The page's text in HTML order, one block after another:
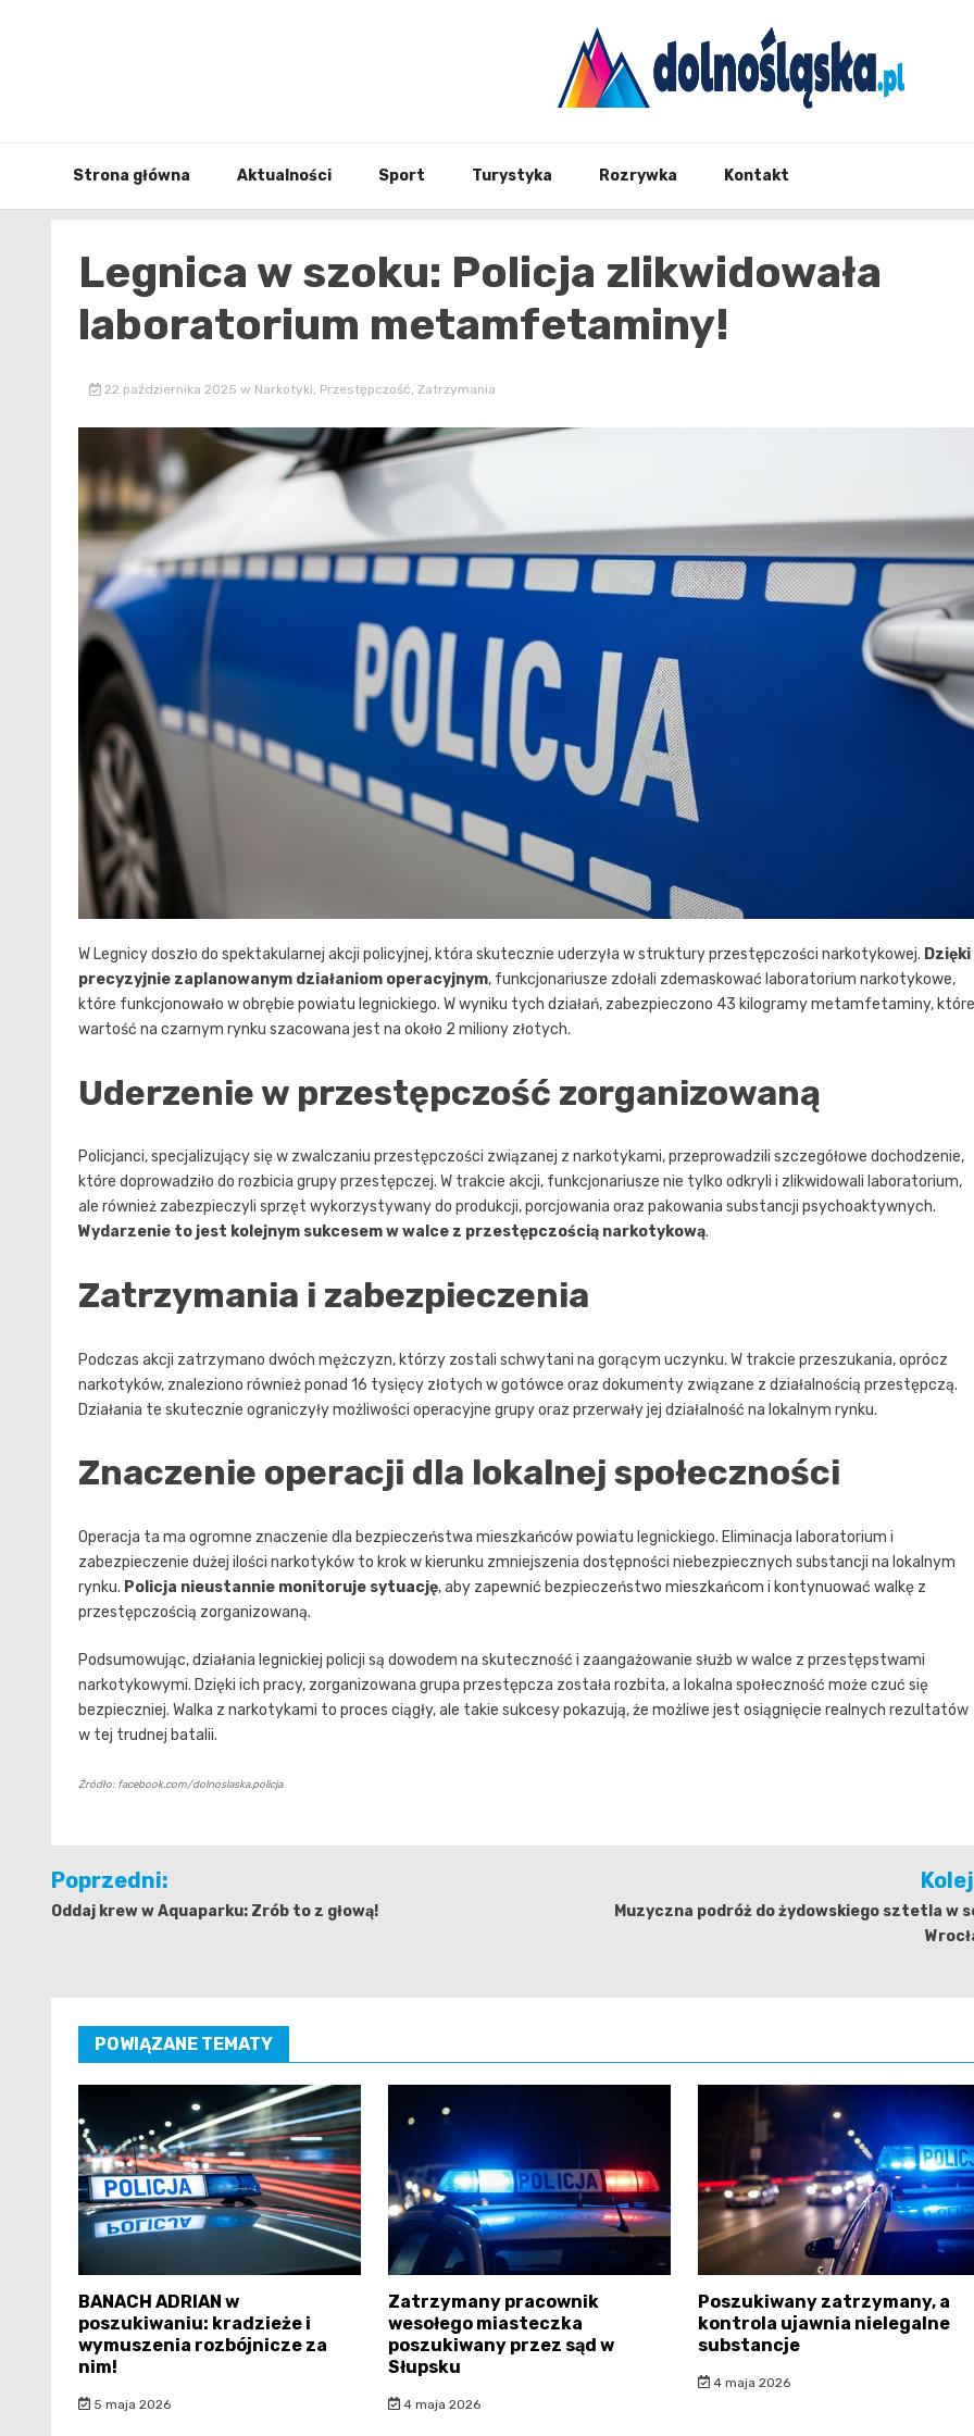
Strona główna Aktualności Sport Turystyka Rozrywka Kontakt
Legnica w szoku: Policja zlikwidowała
laboratorium metamfetaminy!
22 października 2025 w Narkotyki, Przestępczość, Zatrzymania
W Legnicy doszło do spektakularnej akcji policyjnej, która skutecznie uderzyła w struktury przestępczości narkotykowej. Dzięki
precyzyjnie zaplanowanym działaniom operacyjnym, funkcjonariusze zdołali zdemaskować laboratorium narkotykowe,
które funkcjonowało w obrębie powiatu legnickiego. W wyniku tych działań, zabezpieczono 43 kilogramy metamfetaminy,
wartość na czarnym rynku szacowana jest na około 2 miliony złotych.
Uderzenie w przestępczość zorganizowaną
Policjanci, specjalizujący się w zwalczaniu przestępczości związanej z narkotykami, przeprowadzili szczegółowe dochodzenie,
które doprowadziło do rozbicia grupy przestępczej. W trakcie akcji, funkcjonariusze nie tylko odkryli i zlikwidowali laboratorium,
ale również zabezpieczyli sprzęt wykorzystywany do produkcji, porcjowania oraz pakowania substancji psychoaktywnych.
Wydarzenie to jest kolejnym sukcesem w walce z przestępczością narkotykową.
Zatrzymania i zabezpieczenia
Podczas akcji zatrzymano dwóch mężczyzn, którzy zostali schwytani na gorącym uczynku. W trakcie przeszukania, oprócz
narkotyków, znaleziono również ponad 16 tysięcy złotych w gotówce oraz dokumenty związane z działalnością przestępczą.
Działania te skutecznie ograniczyły możliwości operacyjne grupy oraz przerwały jej działalność na lokalnym rynku.
Znaczenie operacji dla lokalnej społeczności
Operacja ta ma ogromne znaczenie dla bezpieczeństwa mieszkańców powiatu legnickiego. Eliminacja laboratorium i
zabezpieczenie dużej ilości narkotyków to krok w kierunku zmniejszenia dostępności niebezpiecznych substancji na lokalnym
rynku. Policja nieustannie monitoruje sytuację, aby zapewnić bezpieczeństwo mieszkańcom i kontynuować walkę z
przestępczością zorganizowaną.
Podsumowując, działania legnickiej policji są dowodem na skuteczność i zaangażowanie służb w walce z przestępstwami
narkotykowymi. Dzięki ich pracy, zorganizowana grupa przestępcza została rozbita, a lokalna społeczność może czuć się
bezpieczniej. Walka z narkotykami to proces ciągły, ale takie sukcesy pokazują, że możliwe jest osiągnięcie realnych rezultatów
w tej trudnej batalii.
Źródło: facebook.com/dolnoslaska.policja
Nawigacja
wpisu
Poprzedni:
Oddaj krew w Aquaparku: Zrób to z głową!
Muzyczna podróż do żydowskiego sztetla w
POWIĄZANE TEMATY
BANACH ADRIAN w
poszukiwaniu: kradzieże i
wymuszenia rozbójnicze za
nim!
5 maja 2026
Zatrzymany pracownik
wesołego miasteczka
poszukiwany przez sąd w
Słupsku
4 maja 2026
Poszukiwany zatrzymany, a
kontrola ujawnia nielegalne
substancje
4 maja 2026